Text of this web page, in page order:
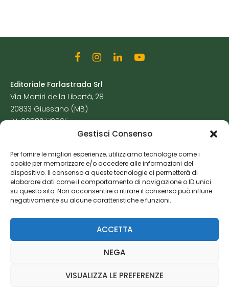
Gestisci Consenso
Per fornire le migliori esperienze, utilizziamo tecnologie come i
cookie per memorizzare e/o accedere alle informazioni del
dispositivo. Il consenso a queste tecnologie ci permetterà di
elaborare dati come il comportamento di navigazione o ID unici
su questo sito. Non acconsentire o ritirare il consenso può influire
negativamente su alcune caratteristiche e funzioni.
ACCETTA
NEGA
VISUALIZZA LE PREFERENZE
Editoriale Farlastrada Srl
Via Martiri della Libertà, 28
20833 Giussano (MB)
P.I. 06982770965
Cookie Policy
Risorse Aggiuntive